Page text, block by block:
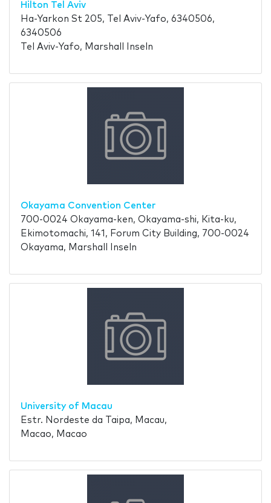
Hilton Tel Aviv
Ha-Yarkon St 205, Tel Aviv-Yafo, 6340506,
6340506
Tel Aviv-Yafo, Marshall Inseln
Okayama Convention Center
700-0024 Okayama-ken, Okayama-shi, Kita-ku,
Ekimotomachi, 141, Forum City Building, 700-0024
Okayama, Marshall Inseln
University of Macau
Estr. Nordeste da Taipa, Macau,
Macao, Macao